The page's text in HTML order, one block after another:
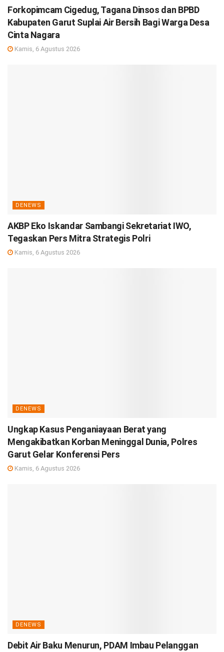
Forkopimcam Cigedug, Tagana Dinsos dan BPBD
Kabupaten Garut Suplai Air Bersih Bagi Warga Desa
Cinta Nagara
Kamis, 6 Agustus 2026
DENEWS
AKBP Eko Iskandar Sambangi Sekretariat IWO,
Tegaskan Pers Mitra Strategis Polri
Kamis, 6 Agustus 2026
DENEWS
Ungkap Kasus Penganiayaan Berat yang
Mengakibatkan Korban Meninggal Dunia, Polres
Garut Gelar Konferensi Pers
Kamis, 6 Agustus 2026
DENEWS
Debit Air Baku Menurun, PDAM Imbau Pelanggan